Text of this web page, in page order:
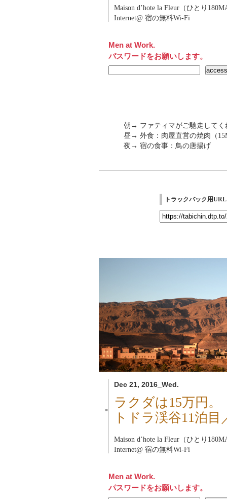
Maison d’hote la Fleur（ひとり
Internet@ 宿の無料Wi-Fi
Men at Work.
パスワードをお願いします。
朝→ ファティマがご馳走してく
昼→ 外食：肉屋直営の焼肉（
夜→ 宿の食事：鳥の唐揚げ
トラックバック用URL
Dec 21, 2016_Wed.
■
ラクダは15万円。
トドラ渓谷11泊
Maison d’hote la Fleur（ひとり
Internet@ 宿の無料Wi-Fi
Men at Work.
パスワードをお願いします。